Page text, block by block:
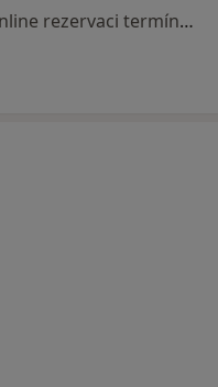
Tento specialista nenabízí online rezervaci termínu na této adrese.